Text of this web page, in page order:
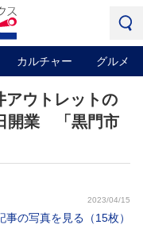
カルチャー グルメ
ウトレットの
開業 「黒門市
2023/04/15
事の写真を見る（15枚）